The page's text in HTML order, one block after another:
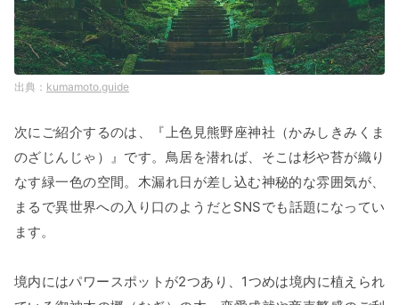
kumamoto.guide
次にご紹介するのは、『上色見熊野座神社（かみしきみくま
のざじんじゃ）』です。鳥居を潜れば、そこは杉や苔が織り
なす緑一色の空間。木漏れ日が差し込む神秘的な雰囲気が、
まるで異世界への入り口のようだとSNSでも話題になってい
ます。
境内にはパワースポットが2つあり、1つめは境内に植えられ